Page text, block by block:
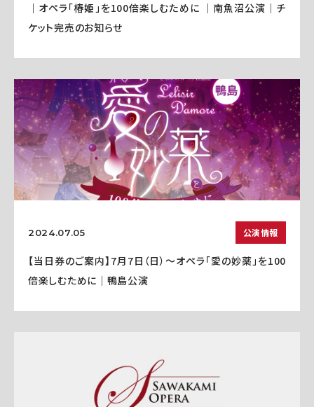
｜オペラ「椿姫」を100倍楽しむために ｜南魚沼公演｜チ
ケット完売のお知らせ
2024.07.05 公演情報
【当日券のご案内】7月7日（日）～オペラ「愛の妙薬」を100
倍楽しむために｜鴨島公演